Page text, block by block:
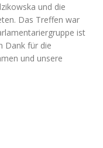
und die
Das Treffen war
ist
Dank für die
und unsere